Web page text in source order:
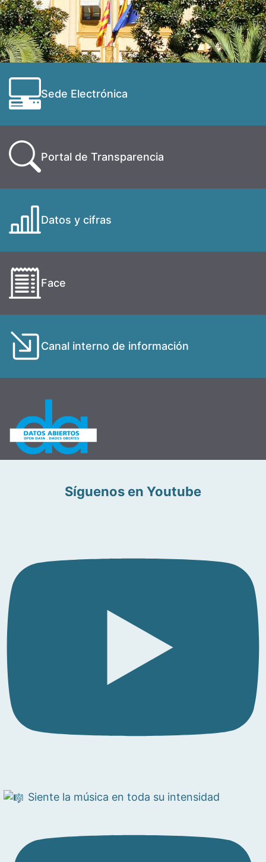
Sede Electrónica
Portal de Transparencia
Datos y cifras
Face
Canal interno de información
Síguenos en Youtube
Siente la música en toda su intensidad